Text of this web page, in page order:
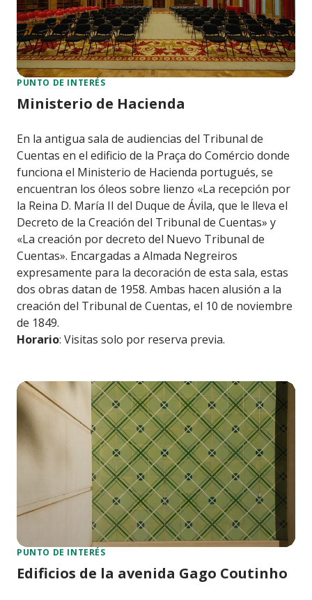
PUNTO DE INTERÉS
Ministerio de Hacienda
En la antigua sala de audiencias del Tribunal de
Cuentas en el edificio de la Praça do Comércio donde
funciona el Ministerio de Hacienda portugués, se
encuentran los óleos sobre lienzo «La recepción por
la Reina D. María II del Duque de Ávila, que le lleva el
Decreto de la Creación del Tribunal de Cuentas» y
«La creación por decreto del Nuevo Tribunal de
Cuentas». Encargadas a Almada Negreiros
expresamente para la decoración de esta sala, estas
dos obras datan de 1958. Ambas hacen alusión a la
creación del Tribunal de Cuentas, el 10 de noviembre
de 1849.
Horario: Visitas solo por reserva previa.
PUNTO DE INTERÉS
Edificios de la avenida Gago Coutinho